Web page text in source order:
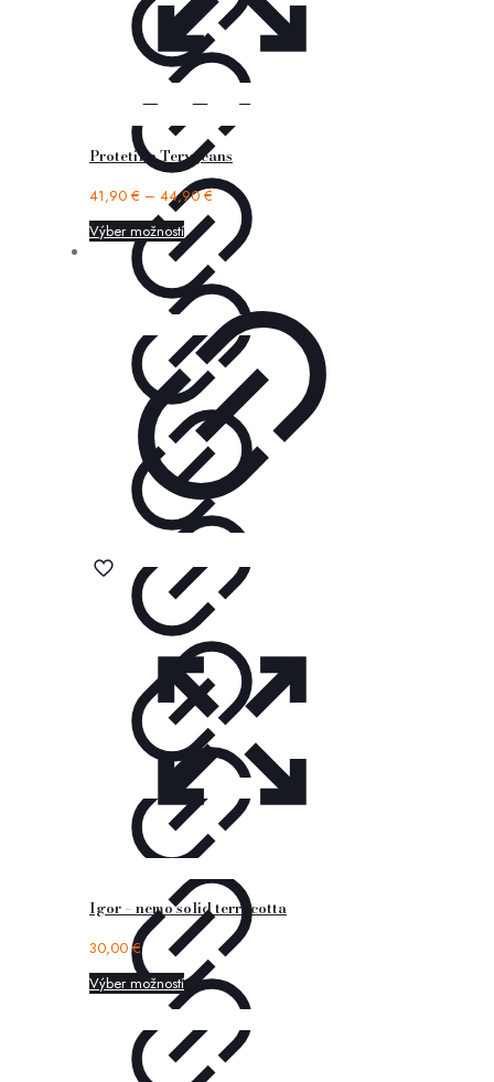
Protetika Tery jeans
41,90 € – 44,90€
Výber možností
Igor – nemo solid terracotta
30,00€
Výber možností